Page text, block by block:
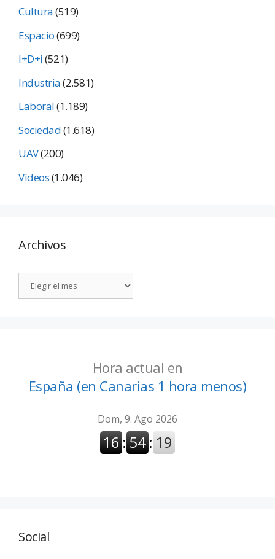
Cultura(519)
Espacio(699)
I+D+i(521)
Industria(2.581)
Laboral(1.189)
Sociedad(1.618)
UAV(200)
Vídeos(1.046)
Archivos
Hora actual en
España (en Canarias 1 hora menos)
Social